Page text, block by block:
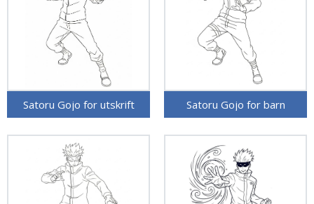
Satoru Gojo for utskrift Satoru Gojo for barn